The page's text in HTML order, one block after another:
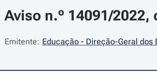
Aviso n.º 14091/2022,
Emitente: Educação - Direção-Geral